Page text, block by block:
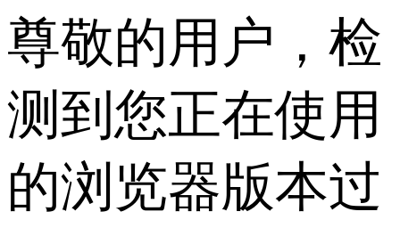
尊敬的用户，检
测到您正在使用
的浏览器版本过